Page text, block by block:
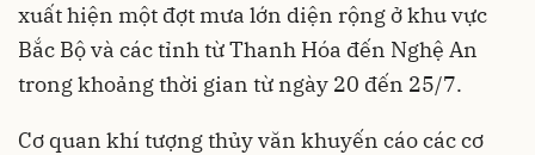
xuất hiện một đợt mưa lớn diện rộng ở khu vực
Bắc Bộ và các tỉnh từ Thanh Hóa đến Nghệ An
trong khoảng thời gian từ ngày 20 đến 25/7.
Cơ quan khí tượng thủy văn khuyến cáo các cơ